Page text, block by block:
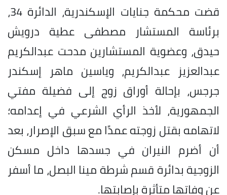
قضت محكمة جنايات الإسكندرية، الدائرة 34،
برئاسة المستشار مصطفى عطية درويش
حيدق، وعضوية المستشارين مدحت عبدالكريم
عبدالعزيز عبدالكريم، وياسين ماهر إسكندر
جرجس، بإحالة أوراق زوج إلى فضيلة مفتي
الجمهورية، لأخذ الرأي الشرعي في إعدامه؛
لاتهامه بقتل زوجته عمدًا مع سبق الإصرار، بعد
أن أضرم النيران في جسدها داخل مسكن
الزوجية بدائرة قسم شرطة مينا البصل، ما أسفر
عن وفاتها متأثرة بإصابتها.